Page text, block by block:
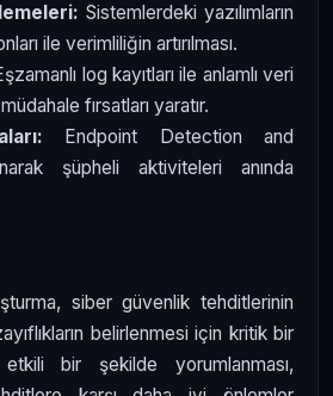
Sistemlerdeki yazılımların
ile verimliliğin artırılması.
log kayıtları ile anlamlı veri
fırsatları yaratır.
Endpoint Detection and
şüpheli aktiviteleri anında
siber güvenlik tehditlerinin
belirlenmesi için kritik bir
bir şekilde yorumlanması,